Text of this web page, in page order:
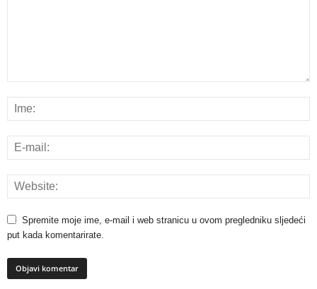
Spremite moje ime, e-mail i web stranicu u ovom pregledniku sljedeći
put kada komentarirate.